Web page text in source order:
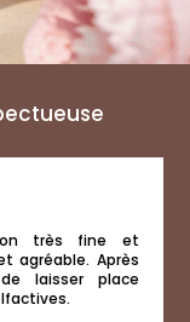
très fine et
agréable. Après
laisser place